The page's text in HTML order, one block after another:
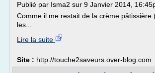
Publié par Isma2 sur 9 Janvier 2014,
Comme il me restait de la crème pâtissière
les...
Lire la suite
Site : http://touche2saveurs.over-blog.com